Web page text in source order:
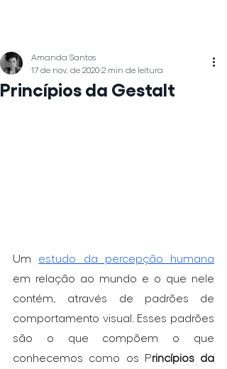
Princípios da Gestalt
Amanda Santos
17 de nov. de 2020 2 min de leitura
Um estudo da percepção humana
em relação ao mundo e o que nele
contém, através de padrões de
comportamento visual. Esses padrões
são o que compõem o que
conhecemos como os Princípios da